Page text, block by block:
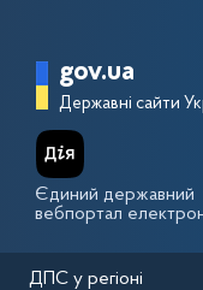
Головна
gov.ua
Державні сайти
Єдиний державний
вебпортал
ДПС у регіоні